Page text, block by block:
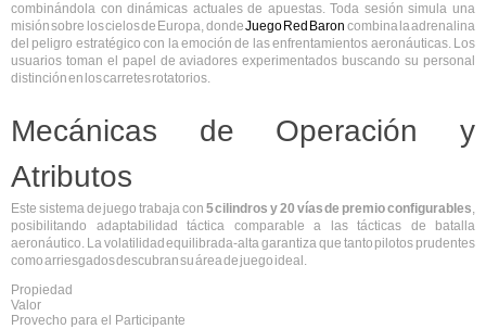
combinándola con dinámicas actuales de apuestas. Toda sesión simula una
misión sobre los cielos de Europa, dondeJuego Red Baron combina la adrenalina
del peligro estratégico con la emoción de las enfrentamientos aeronáuticas. Los
usuarios toman el papel de aviadores experimentados buscando su personal
distinción en los carretes rotatorios.
Mecánicas de Operación y
Atributos
Este sistema de juego trabaja con 5 cilindros y 20 vías de premio configurables,
posibilitando adaptabilidad táctica comparable a las tácticas de batalla
aeronáutico. La volatilidad equilibrada-alta garantiza que tanto pilotos prudentes
como arriesgados descubran su área de juego ideal.
Propiedad
Valor
Provecho para el Participante